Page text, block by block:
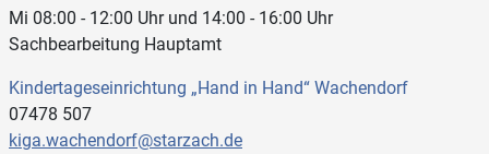
Mi 08:00 - 12:00 Uhr und 14:00 - 16:00 Uhr
Sachbearbeitung Hauptamt
Kindertageseinrichtung „Hand in Hand“ Wachendorf
07478 507
kiga.wachendorf@starzach.de